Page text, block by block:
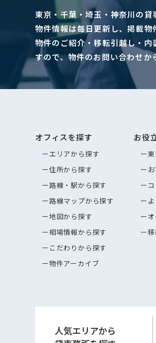
東京・千葉・埼玉・神奈川の貸
物件情報は毎日更新し、掲載物
物件のご紹介・移転引越し・
すので、物件のお問い合わせか
オフィスを探す
エリアから探す
住所から探す
路線・駅から探す
路線マップから探す
地図から探す
相場情報から探す
こだわりから探す
物件アーカイブ
お役
人気エリアから